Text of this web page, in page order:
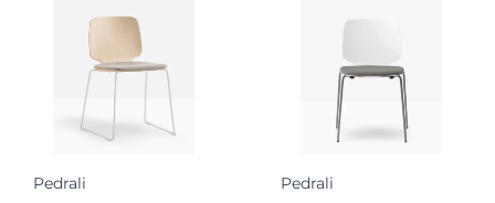
Pedrali
Pedrali